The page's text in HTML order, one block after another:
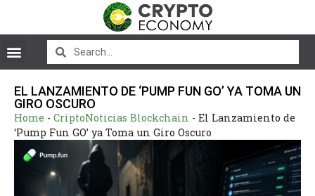
EL LANZAMIENTO DE ‘PUMP FUN GO’ YA TOMA UN
GIRO OSCURO
Home - CriptoNoticias Blockchain - El Lanzamiento de
‘Pump Fun GO’ ya Toma un Giro Oscuro